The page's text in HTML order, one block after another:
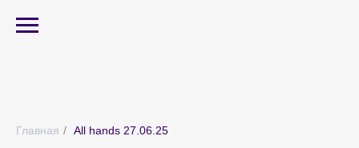
Главная / All hands 27.06.25